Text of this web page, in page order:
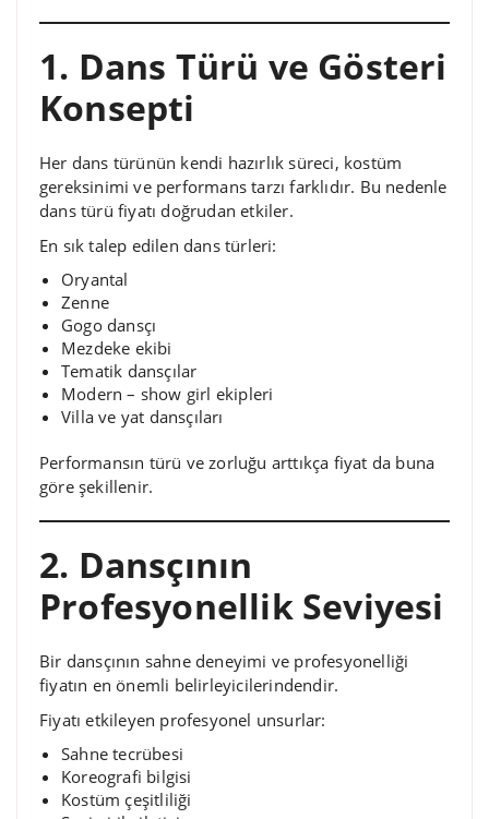
1. Dans Türü ve Gösteri
Konsepti
Her dans türünün kendi hazırlık süreci, kostüm
gereksinimi ve performans tarzı farklıdır. Bu nedenle
dans türü fiyatı doğrudan etkiler.
En sık talep edilen dans türleri:
Oryantal
Zenne
Gogo dansçı
Mezdeke ekibi
Tematik dansçılar
Modern – show girl ekipleri
Villa ve yat dansçıları
Performansın türü ve zorluğu arttıkça fiyat da buna
göre şekillenir.
2. Dansçının
Profesyonellik Seviyesi
Bir dansçının sahne deneyimi ve profesyonelliği
fiyatın en önemli belirleyicilerindendir.
Fiyatı etkileyen profesyonel unsurlar:
Sahne tecrübesi
Koreografi bilgisi
Kostüm çeşitliliği